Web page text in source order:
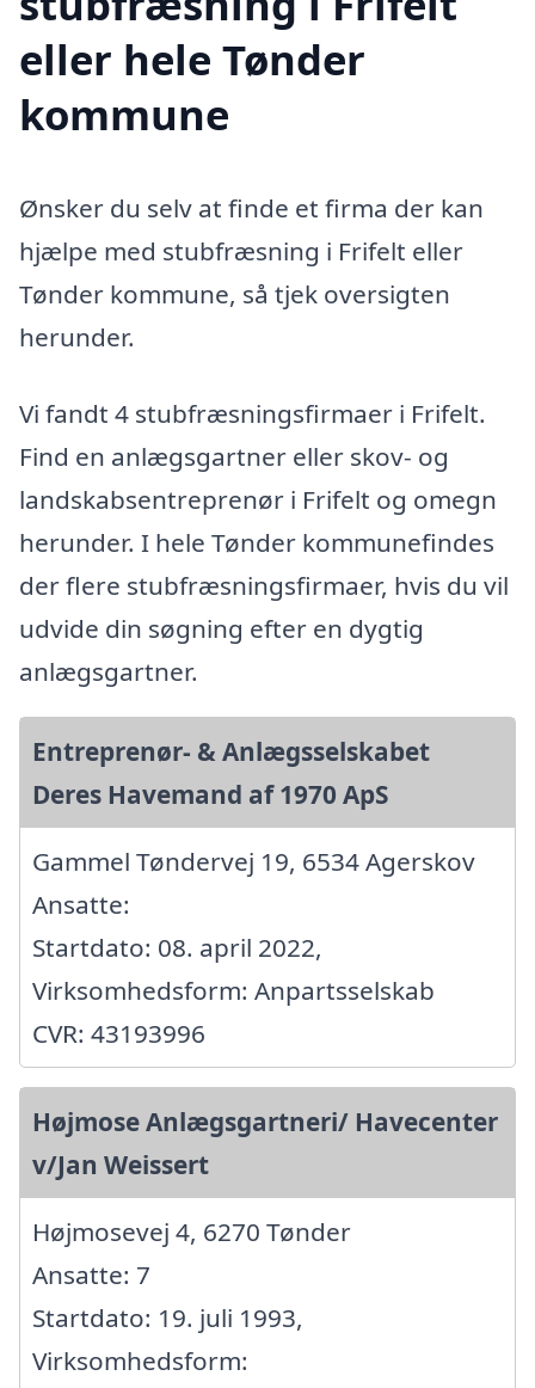
eller hele Tønder
kommune
Ønsker du selv at finde et firma der kan
hjælpe med stubfræsning i Frifelt eller
Tønder kommune, så tjek oversigten
herunder.
Vi fandt 4 stubfræsningsfirmaer i Frifelt.
Find en anlægsgartner eller skov- og
landskabsentreprenør i Frifelt og omegn
herunder. I hele Tønder kommunefindes
der flere stubfræsningsfirmaer, hvis du vil
udvide din søgning efter en dygtig
anlægsgartner.
Entreprenør- & Anlægsselskabet
Deres Havemand af 1970 ApS
Gammel Tøndervej 19, 6534 Agerskov
Ansatte:
Startdato: 08. april 2022,
Virksomhedsform: Anpartsselskab
CVR: 43193996
Højmose Anlægsgartneri/ Havecenter
v/Jan Weissert
Højmosevej 4, 6270 Tønder
Ansatte: 7
Startdato: 19. juli 1993,
Virksomhedsform: